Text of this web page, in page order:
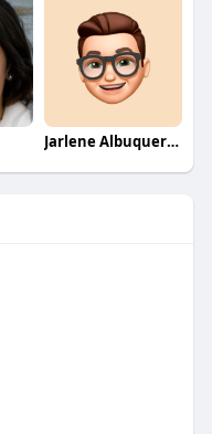
Jarlene Albuquerque